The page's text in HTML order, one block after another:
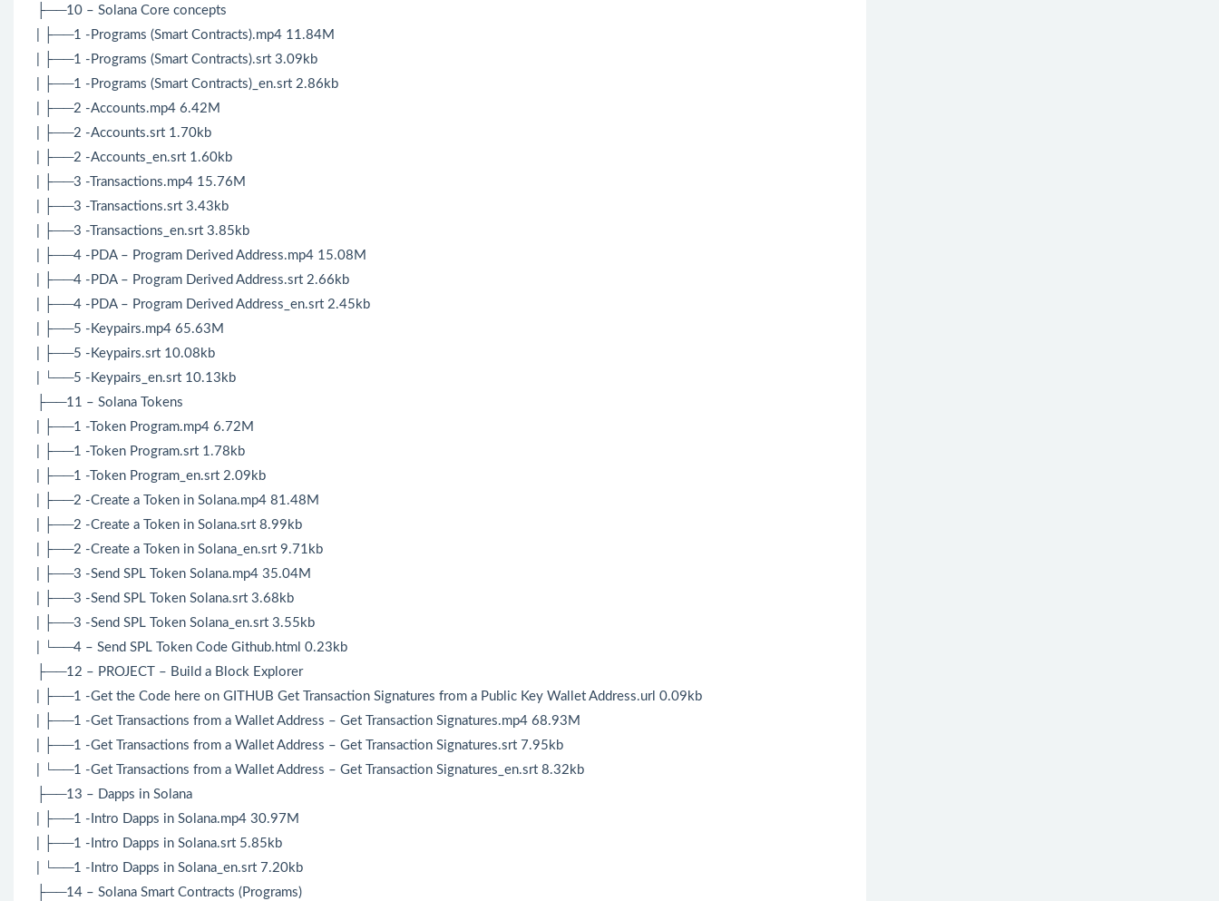
├──10 – Solana Core concepts
| ├──1 -Programs (Smart Contracts).mp4 11.84M
| ├──1 -Programs (Smart Contracts).srt 3.09kb
| ├──1 -Programs (Smart Contracts)_en.srt 2.86kb
| ├──2 -Accounts.mp4 6.42M
| ├──2 -Accounts.srt 1.70kb
| ├──2 -Accounts_en.srt 1.60kb
| ├──3 -Transactions.mp4 15.76M
| ├──3 -Transactions.srt 3.43kb
| ├──3 -Transactions_en.srt 3.85kb
| ├──4 -PDA – Program Derived Address.mp4 15.08M
| ├──4 -PDA – Program Derived Address.srt 2.66kb
| ├──4 -PDA – Program Derived Address_en.srt 2.45kb
| ├──5 -Keypairs.mp4 65.63M
| ├──5 -Keypairs.srt 10.08kb
| └──5 -Keypairs_en.srt 10.13kb
├──11 – Solana Tokens
| ├──1 -Token Program.mp4 6.72M
| ├──1 -Token Program.srt 1.78kb
| ├──1 -Token Program_en.srt 2.09kb
| ├──2 -Create a Token in Solana.mp4 81.48M
| ├──2 -Create a Token in Solana.srt 8.99kb
| ├──2 -Create a Token in Solana_en.srt 9.71kb
| ├──3 -Send SPL Token Solana.mp4 35.04M
| ├──3 -Send SPL Token Solana.srt 3.68kb
| ├──3 -Send SPL Token Solana_en.srt 3.55kb
| └──4 – Send SPL Token Code Github.html 0.23kb
├──12 – PROJECT – Build a Block Explorer
| ├──1 -Get the Code here on GITHUB Get Transaction Signatures from a Public Key Wallet Address.url 0.09kb
| ├──1 -Get Transactions from a Wallet Address – Get Transaction Signatures.mp4 68.93M
| ├──1 -Get Transactions from a Wallet Address – Get Transaction Signatures.srt 7.95kb
| └──1 -Get Transactions from a Wallet Address – Get Transaction Signatures_en.srt 8.32kb
├──13 – Dapps in Solana
| ├──1 -Intro Dapps in Solana.mp4 30.97M
| ├──1 -Intro Dapps in Solana.srt 5.85kb
| └──1 -Intro Dapps in Solana_en.srt 7.20kb
├──14 – Solana Smart Contracts (Programs)